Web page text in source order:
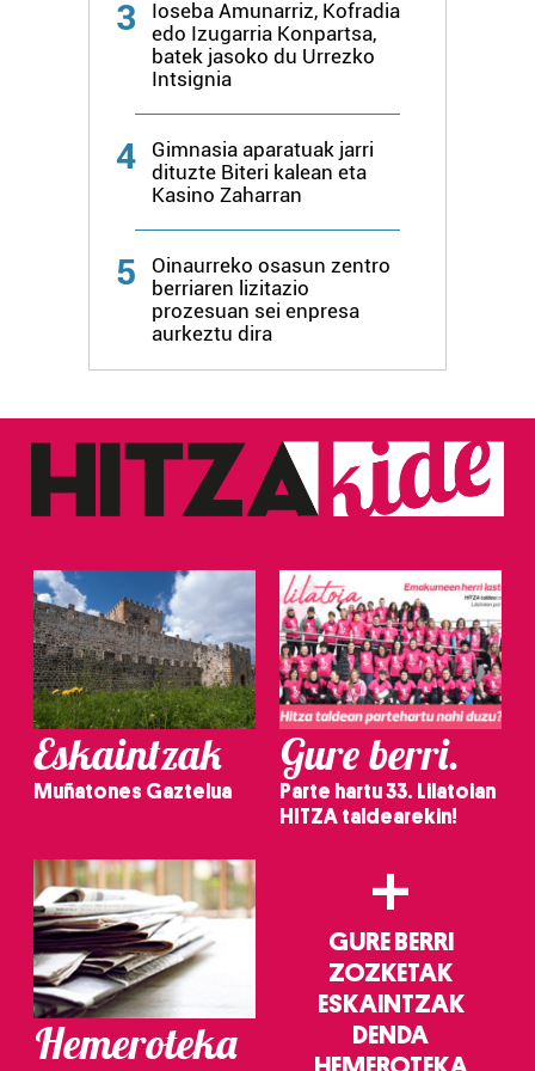
3
Ioseba Amunarriz, Kofradia
edo Izugarria Konpartsa,
batek jasoko du Urrezko
Intsignia
4
Gimnasia aparatuak jarri
dituzte Biteri kalean eta
Kasino Zaharran
5
Oinaurreko osasun zentro
berriaren lizitazio
prozesuan sei enpresa
aurkeztu dira
Eskaintzak
Muñatones Gaztelua
Gure berri.
Parte hartu 33. Lilatoian
HITZA taldearekin!
Hemeroteka
+
GURE BERRI
ZOZKETAK
ESKAINTZAK
DENDA